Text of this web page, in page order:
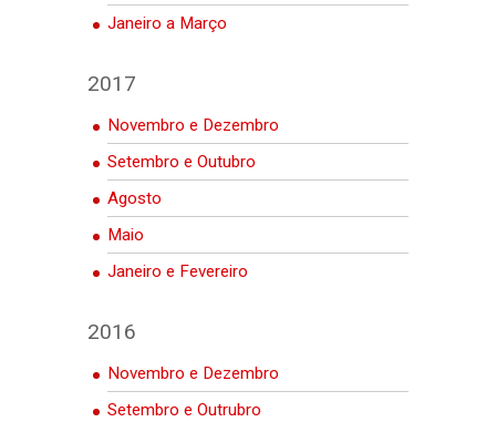
Janeiro a Março
2017
Novembro e Dezembro
Setembro e Outubro
Agosto
Maio
Janeiro e Fevereiro
2016
Novembro e Dezembro
Setembro e Outrubro